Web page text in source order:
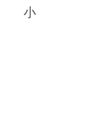
小